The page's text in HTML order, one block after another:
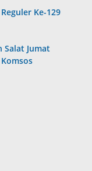
Ke-129
Salat Jumat